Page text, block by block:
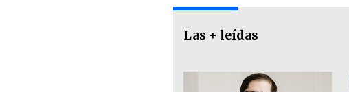
Las + leídas